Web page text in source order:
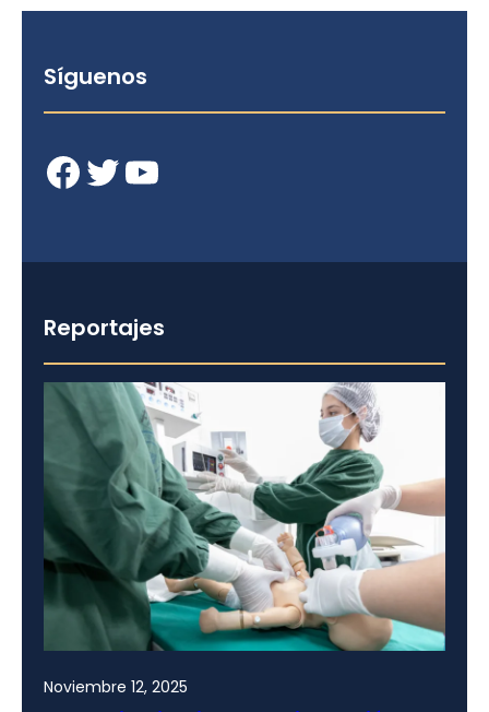
Síguenos
Facebook Twitter YouTube
Reportajes
Noviembre 12, 2025